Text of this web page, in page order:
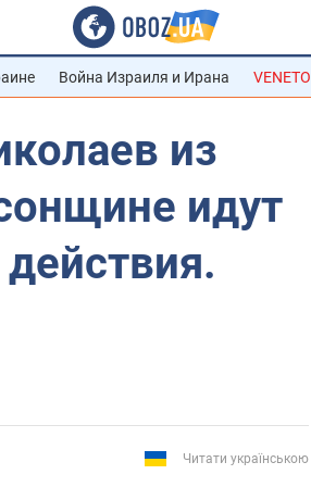
Война Израиля и Ирана VENETO
из
идут
Читати українською